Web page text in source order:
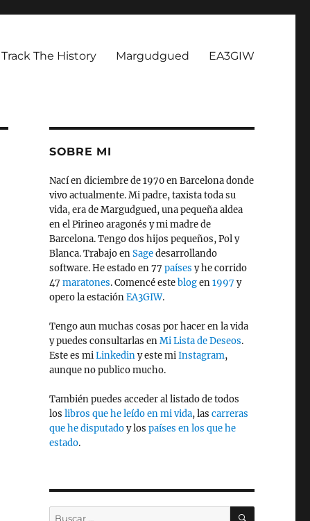
Track The History Margudgued EA3GIW
SOBRE MI
Nací en diciembre de 1970 en Barcelona donde
vivo actualmente. Mi padre, taxista toda su
vida, era de Margudgued, una pequeña aldea
en el Pirineo aragonés y mi madre de
Barcelona. Tengo dos hijos pequeños, Pol y
Blanca. Trabajo enSagedesarrollando
software. He estado en 77 países y he corrido
47 maratones. Comencé esteblogen1997 y
opero la estaciónEA3GIW.
Tengo aun muchas cosas por hacer en la vida
y puedes consultarlas enMi Lista de Deseos.
Este es miLinkediny este miInstagram,
aunque no publico mucho.
También puedes acceder al listado de todos
los libros que he leído en mi vida, las carreras
que he disputadoy los países en los que he
estado.
Buscar
BUSCAR